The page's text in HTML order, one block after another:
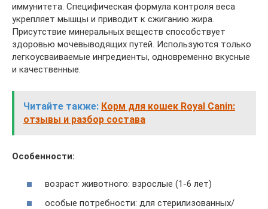
иммунитета. Специфическая формула контроля веса
укрепляет мышцы и приводит к сжиганию жира.
Присутствие минеральных веществ способствует
здоровью мочевыводящих путей. Используются только
легкоусваиваемые ингредиенты, одновременно вкусные
и качественные.
Читайте также: Корм для кошек Royal Canin:
отзывы и разбор состава
Особенности:
возраст животного: взрослые (1-6 лет)
особые потребности: для стерилизованных/